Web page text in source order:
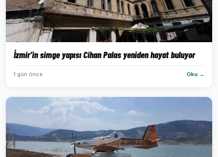
İzmir’in simge yapısı Cihan Palas yeniden hayat buluyor
1 gün önce Oku →